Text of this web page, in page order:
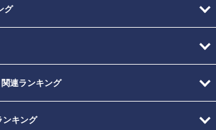
グ
関連ランキング
ンキング